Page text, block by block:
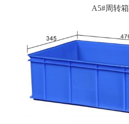
A5#周转箱